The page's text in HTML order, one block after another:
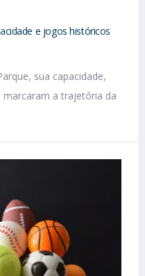
e jogos históricos
sua capacidade,
a trajetória da